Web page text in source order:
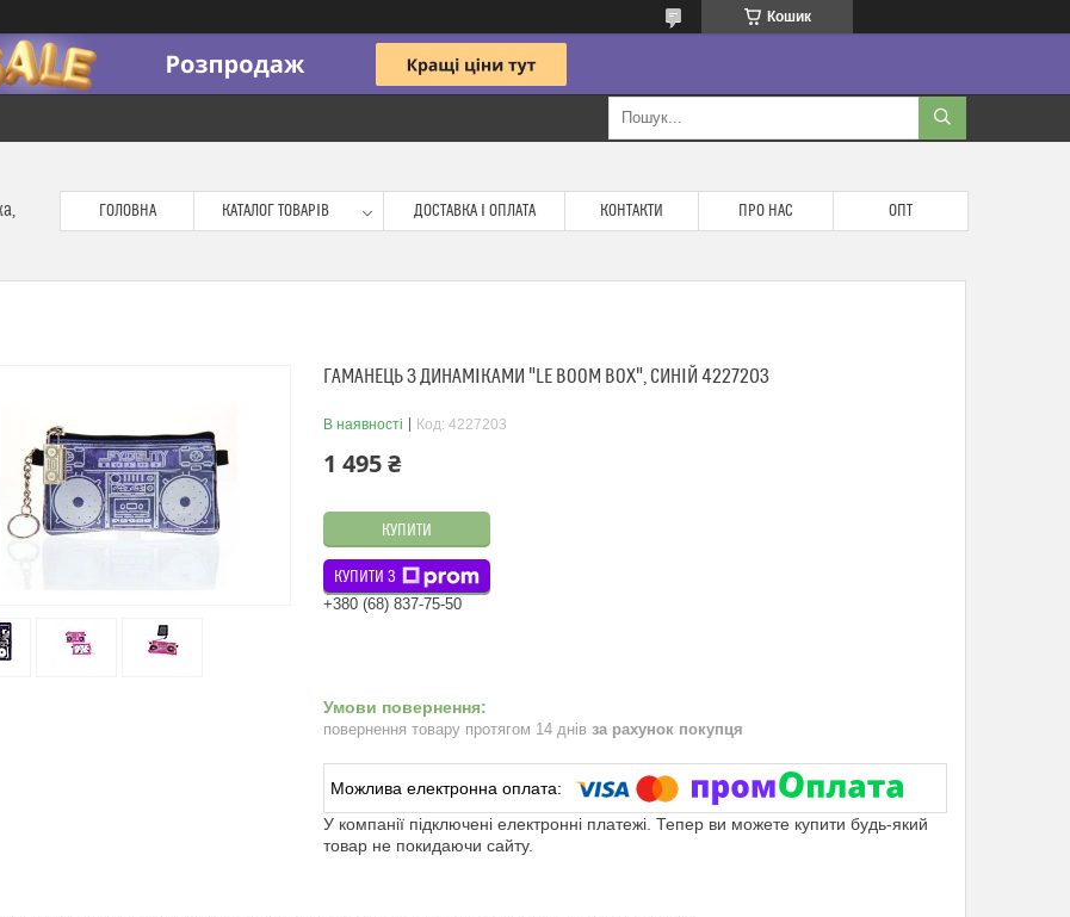
Кошик
ГОЛОВНА КАТАЛОГ ТОВАРІВ ДОСТАВКА І ОПЛАТА КОНТАКТИ ПРО НАС ОПТ
ГАМАНЕЦЬ З ДИНАМІКАМИ "LE BOOM BOX", СИНІЙ 4227203
В наявності Код: 4227203
1 495 ₴
КУПИТИ
КУПИТИ З
+380 (68) 837-75-50
повернення товару протягом 14 днів за рахунок покупця
У компанії підключені електронні платежі. Тепер ви можете купити будь-який
товар не покидаючи сайту.